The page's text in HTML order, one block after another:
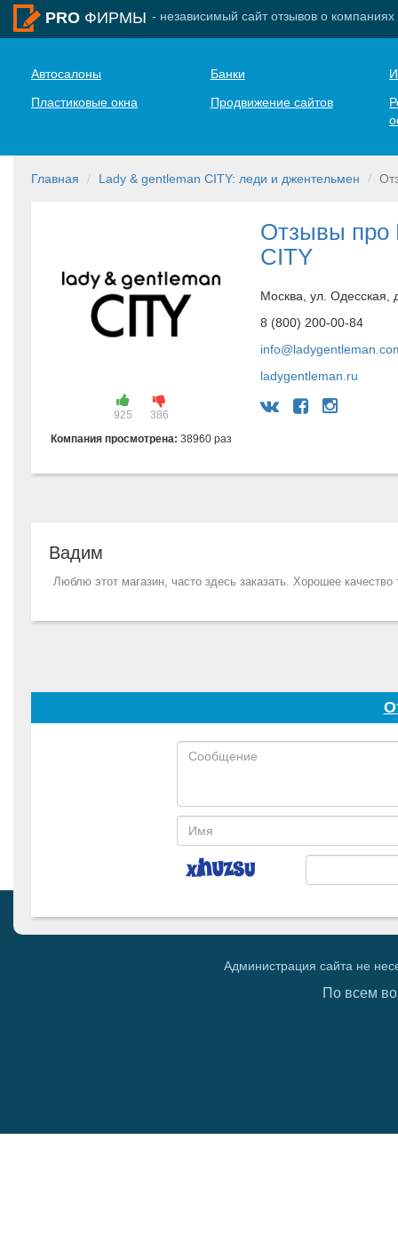
PRO ФИРМЫ - независимый сайт отзывов о компаниях
Автосалоны Банки
Пластиковые окна
Продвижение сайтов
Главная Lady & gentleman CITY: леди и джентельмен
925
386
Компания просмотрена:38960 раз
Отзывы про
CITY
Москва, ул. Одесская,
8 (800) 200-00-84
ladygentleman.ru
Вадим
Люблю этот магазин, часто здесь заказать. Хорошее
Администрация сайта не
По всем